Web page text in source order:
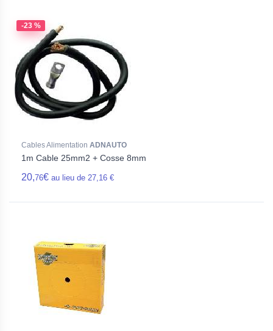
-23 %
Cables Alimentation ADNAUTO
1m Cable 25mm2 + Cosse 8mm
20,76€ au lieu de 27,16 €